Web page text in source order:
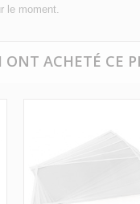
le moment.
ONT ACHETÉ CE